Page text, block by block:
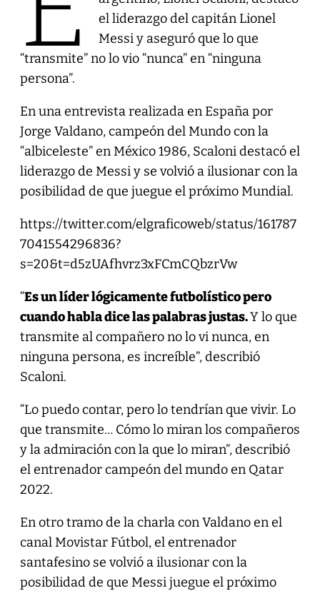
el liderazgo del capitán Lionel
Messi y aseguró que lo que
“transmite” no lo vio “nunca” en “ninguna
persona”.
En una entrevista realizada en España por
Jorge Valdano, campeón del Mundo con la
“albiceleste” en México 1986, Scaloni destacó el
liderazgo de Messi y se volvió a ilusionar con la
posibilidad de que juegue el próximo Mundial.
https://twitter.com/elgraficoweb/status/161787
7041554296836?
s=20&t=d5zUAfhvrz3xFCmCQbzrVw
“Es un líder lógicamente futbolístico pero
cuando habla dice las palabras justas.Y lo que
transmite al compañero no lo vi nunca, en
ninguna persona, es increíble”, describió
Scaloni.
“Lo puedo contar, pero lo tendrían que vivir. Lo
que transmite… Cómo lo miran los compañeros
y la admiración con la que lo miran”, describió
el entrenador campeón del mundo en Qatar
2022.
En otro tramo de la charla con Valdano en el
canal Movistar Fútbol, el entrenador
santafesino se volvió a ilusionar con la
posibilidad de que Messi juegue el próximo